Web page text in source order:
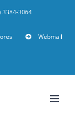
3384-3064
Webmail